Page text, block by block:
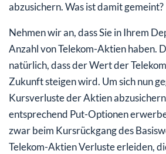
abzusichern. Was ist damit gemeint?
Nehmen wir an, dass Sie in Ihrem
Anzahl von Telekom-Aktien haben.
natürlich, dass der Wert der
Zukunft steigen wird. Um sich nun
Kursverluste der Aktien
entsprechend Put-Optionen
zwar beim Kursrückgang des
Telekom-Aktien Verluste erleiden,